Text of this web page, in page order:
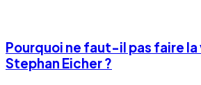
Pourquoi ne faut-il pas faire
Stephan Eicher ?